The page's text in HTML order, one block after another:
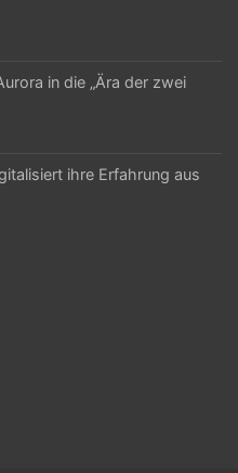
in die „Ära der zwei
ihre Erfahrung aus